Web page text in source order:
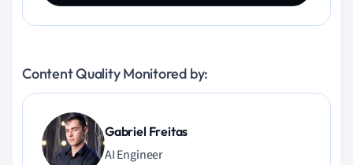
Content Quality Monitored by:
Gabriel Freitas
AI Engineer